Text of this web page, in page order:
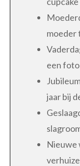
moeder
een
jaar bij
Nieuwe